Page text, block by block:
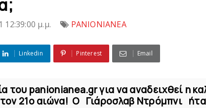
12:39:00 μ.μ. PANIONIANEA
Linkedin Pinterest Email
του panionianea.gr για να αναδειχθεί η
τον 21ο αιώνα! Ο Γιάροσλαβ Ντρόμπνι